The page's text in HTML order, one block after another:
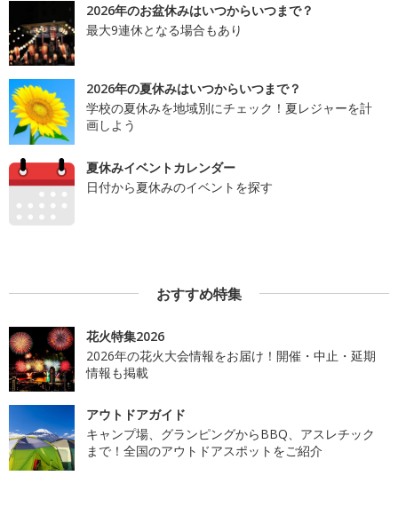
2026年のお盆休みはいつからいつまで？
最大9連休となる場合もあり
2026年の夏休みはいつからいつまで？
学校の夏休みを地域別にチェック！夏レジャーを計
画しよう
夏休みイベントカレンダー
日付から夏休みのイベントを探す
おすすめ特集
花火特集2026
2026年の花火大会情報をお届け！開催・中止・延期
情報も掲載
アウトドアガイド
キャンプ場、グランピングからBBQ、アスレチック
まで！全国のアウトドアスポットをご紹介